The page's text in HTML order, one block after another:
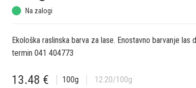
Na zalogi
Ekološka raslinska barva za lase. Enostavno barvanje
termin 041 404773
13.48 € 100g 12.20/100g